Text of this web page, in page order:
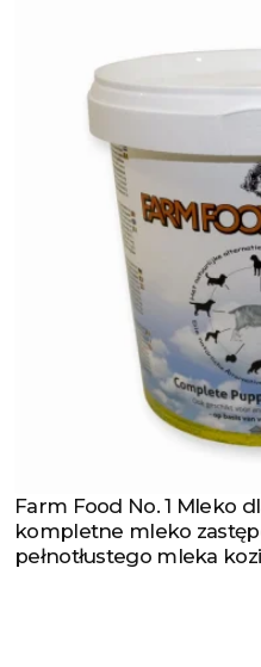
Zobacz produkt
Farm Food No. 1 Mleko
kompletne mleko
pełnotłustego mleka